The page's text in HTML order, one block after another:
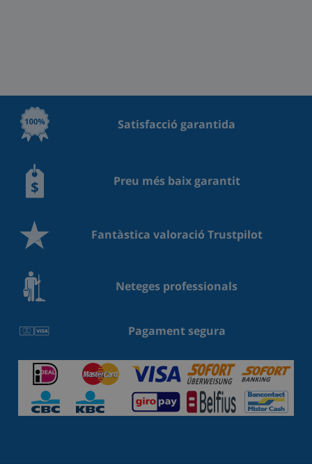
Satisfacció garantida
Preu més baix garantit
Fantàstica valoració Trustpilot
Neteges professionals
Pagament segura